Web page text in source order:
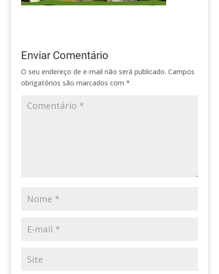
Enviar Comentário
O seu endereço de e-mail não será publicado. Campos
obrigatórios são marcados com *